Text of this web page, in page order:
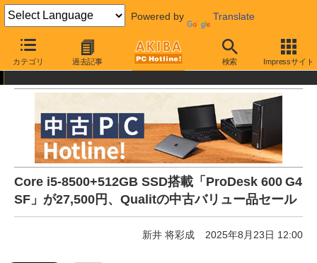
Powered by Translate
カテゴリ 過去記事 検索 Impressサイト
AKIBA PC Hotline! 中古・リユース品 中古パソコン
Core i5-8500+512GB SSD搭載「ProDesk 600 G4
SF」が27,500円、Qualitの中古バリュー品セール
新井 将彩成 2025年8月23日 12:00